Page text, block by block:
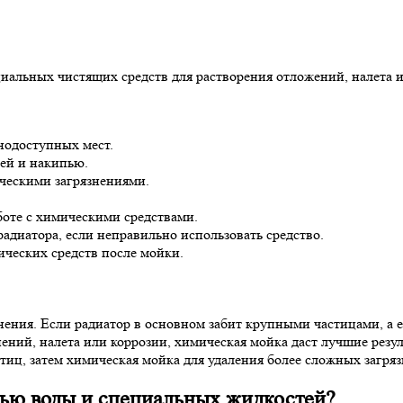
чистящих средств для растворения отложений,
мест.
и накипью.
загрязнениями.
с химическими средствами.
если неправильно использовать средство.
средств после мойки.
Если радиатор в основном забит крупными частицами, а
налета или коррозии, химическая мойка даст лучшие
затем химическая мойка для удаления более сложных